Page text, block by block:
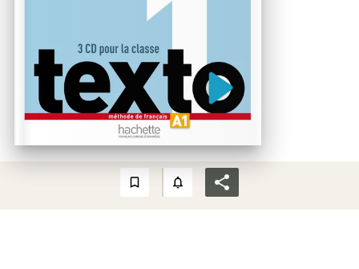
bookmark_border notifications_none_outlined